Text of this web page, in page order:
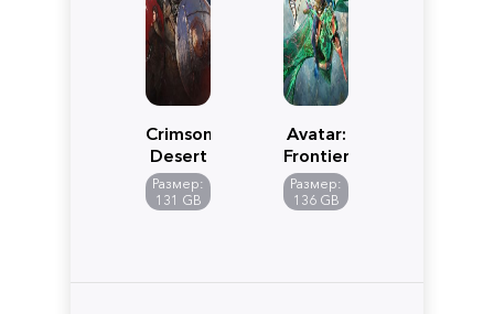
Crimson
Desert
Размер:
131 GB
Avatar:
Frontiers
of
Pandora
Размер:
136 GB